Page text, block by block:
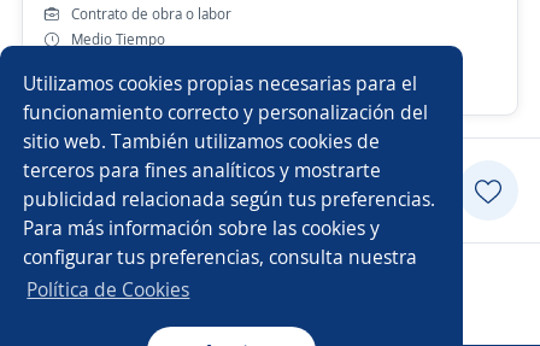
Utilizamos cookies propias necesarias para el
funcionamiento correcto y personalización del
sitio web. También utilizamos cookies de
terceros para fines analíticos y mostrarte
publicidad relacionada según tus preferencias.
Para más información sobre las cookies y
configurar tus preferencias, consulta nuestra
Política de Cookies
Contrato de obra o labor
Medio Tiempo
28 de julio
Postularme
Copyright 2014 - 2026 DGNET LTD.
Aviso legal